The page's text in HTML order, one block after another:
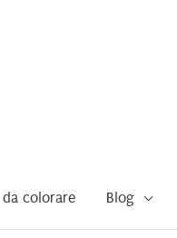
da colorare Blog